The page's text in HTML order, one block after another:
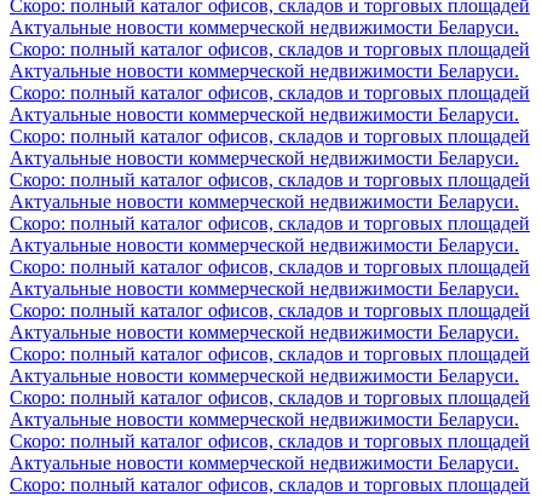
Скоро: полный каталог офисов, складов и торговых площадей
Актуальные новости коммерческой недвижимости Беларуси.
Скоро: полный каталог офисов, складов и торговых площадей
Актуальные новости коммерческой недвижимости Беларуси.
Скоро: полный каталог офисов, складов и торговых площадей
Актуальные новости коммерческой недвижимости Беларуси.
Скоро: полный каталог офисов, складов и торговых площадей
Актуальные новости коммерческой недвижимости Беларуси.
Скоро: полный каталог офисов, складов и торговых площадей
Актуальные новости коммерческой недвижимости Беларуси.
Скоро: полный каталог офисов, складов и торговых площадей
Актуальные новости коммерческой недвижимости Беларуси.
Скоро: полный каталог офисов, складов и торговых площадей
Актуальные новости коммерческой недвижимости Беларуси.
Скоро: полный каталог офисов, складов и торговых площадей
Актуальные новости коммерческой недвижимости Беларуси.
Скоро: полный каталог офисов, складов и торговых площадей
Актуальные новости коммерческой недвижимости Беларуси.
Скоро: полный каталог офисов, складов и торговых площадей
Актуальные новости коммерческой недвижимости Беларуси.
Скоро: полный каталог офисов, складов и торговых площадей
Актуальные новости коммерческой недвижимости Беларуси.
Скоро: полный каталог офисов, складов и торговых площадей